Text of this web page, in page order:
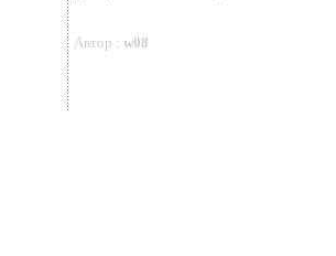
Автор : w08